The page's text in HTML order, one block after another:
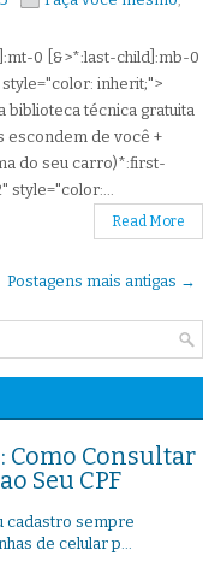
0 [&>*:last-child]:mb-0
inherit;">
biblioteca técnica gratuita
escondem de você +
do seu carro)*:first-
Read More
Postagens mais antigas →
Como Consultar
Seu CPF
cadastro sempre
de celular p...